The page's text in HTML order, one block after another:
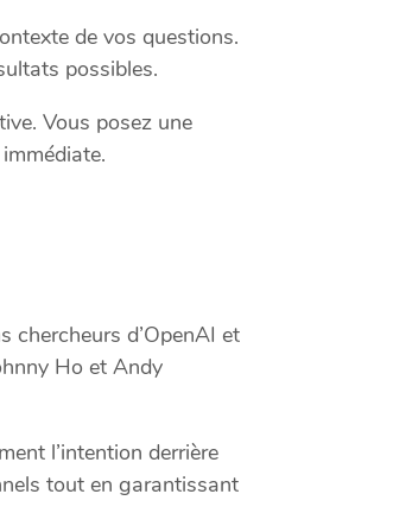
de vos questions.
possibles.
Vous posez une
chercheurs d’OpenAI et
Ho et Andy
l’intention derrière
tout en garantissant